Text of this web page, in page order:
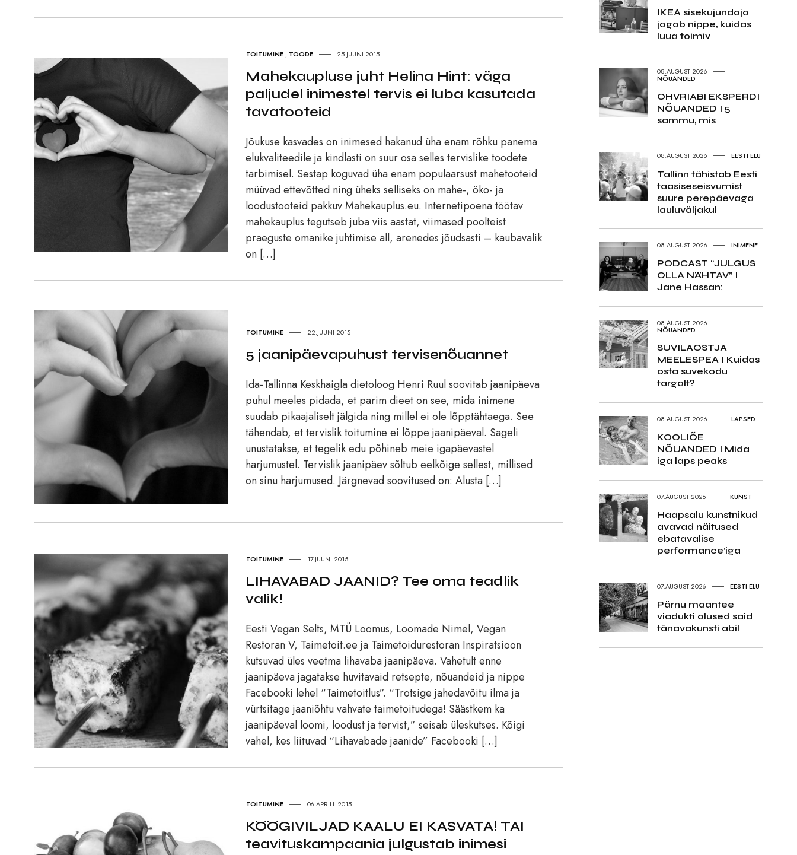
TOITUMINE , TOODE 25.JUUNI 2015
Mahekaupluse juht Helina Hint: väga
paljudel inimestel tervis ei luba kasutada
tavatooteid
Jõukuse kasvades on inimesed hakanud üha enam rõhku panema
elukvaliteedile ja kindlasti on suur osa selles tervislike toodete
tarbimisel. Sestap koguvad üha enam populaarsust mahetooteid
müüvad ettevõtted ning üheks selliseks on mahe-, öko- ja
loodustooteid pakkuv Mahekauplus.eu. Internetipoena töötav
mahekauplus tegutseb juba viis aastat, viimased poolteist
praeguste omanike juhtimise all, arenedes jõudsasti – kaubavalik
on […]
TOITUMINE 22.JUUNI 2015
5 jaanipäevapuhust tervisenõuannet
Ida-Tallinna Keskhaigla dietoloog Henri Ruul soovitab jaanipäeva
puhul meeles pidada, et parim dieet on see, mida inimene
suudab pikaajaliselt jälgida ning millel ei ole lõpptähtaega. See
tähendab, et tervislik toitumine ei lõppe jaanipäeval. Sageli
unustatakse, et tegelik edu põhineb meie igapäevastel
harjumustel. Tervislik jaanipäev sõltub eelkõige sellest, millised
on sinu harjumused. Järgnevad soovitused on: Alusta […]
TOITUMINE 17.JUUNI 2015
LIHAVABAD JAANID? Tee oma teadlik
valik!
Eesti Vegan Selts, MTÜ Loomus, Loomade Nimel, Vegan
Restoran V, Taimetoit.ee ja Taimetoidurestoran Inspiratsioon
kutsuvad üles veetma lihavaba jaanipäeva. Vahetult enne
jaanipäeva jagatakse huvitavaid retsepte, nõuandeid ja nippe
Facebooki lehel “Taimetoitlus”. “Trotsige jahedavõitu ilma ja
vürtsitage jaaniõhtu vahvate taimetoitudega! Säästkem ka
jaanipäeval loomi, loodust ja tervist,” seisab üleskutses. Kõigi
vahel, kes liituvad “Lihavabade jaanide” Facebooki […]
TOITUMINE 06.APRILL 2015
KÖÖGIVILJAD KAALU EI KASVATA! TAI
teavituskampaania julgustab inimesi
IKEA sisekujundaja
jagab nippe, kuidas
luua toimiv
08.AUGUST 2026
NÕUANDED
OHVRIABI EKSPERDI
NÕUANDED I 5
sammu, mis
08.AUGUST 2026 EESTI ELU
Tallinn tähistab Eesti
taasiseseisvumist
suure perepäevaga
lauluväljakul
08.AUGUST 2026 INIMENE
PODCAST “JULGUS
OLLA NÄHTAV” I
Jane Hassan:
08.AUGUST 2026
NÕUANDED
SUVILAOSTJA
MEELESPEA I Kuidas
osta suvekodu
targalt?
08.AUGUST 2026 LAPSED
KOOLIÕE
NÕUANDED I Mida
iga laps peaks
07.AUGUST 2026 KUNST
Haapsalu kunstnikud
avavad näitused
ebatavalise
performance’iga
07.AUGUST 2026 EESTI ELU
Pärnu maantee
viadukti alused said
tänavakunsti abil